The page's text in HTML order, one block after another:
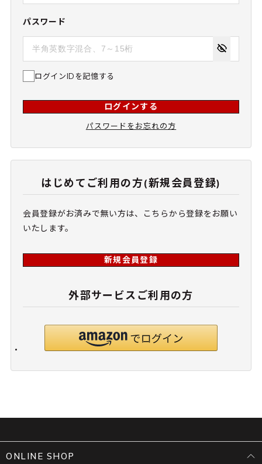
パスワード
ログインIDを記憶する
ログインする
パスワードをお忘れの方
はじめてご利用の方(新規会員登録)
会員登録がお済みで無い方は、こちらから登録をお願い
いたします。
新規会員登録
外部サービスご利用の方
ONLINE SHOP